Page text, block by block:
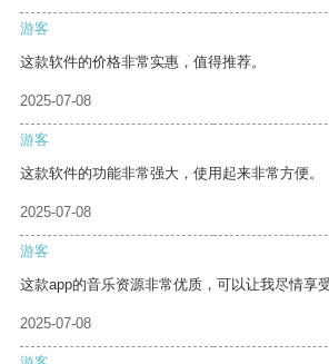
游客
这款软件的价格非常实惠，值得推荐。
2025-07-08
游客
这款软件的功能非常强大，使用起来非常方便。
2025-07-08
游客
这款app的音乐资源非常优质，可以让我尽情享
2025-07-08